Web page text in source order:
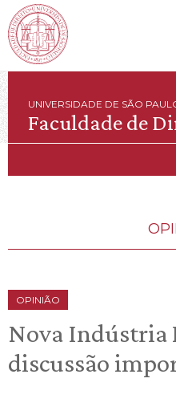
UNIVERSIDADE DE SÃO
Faculdade de
OPINIÃO
Nova Indústria
discussão